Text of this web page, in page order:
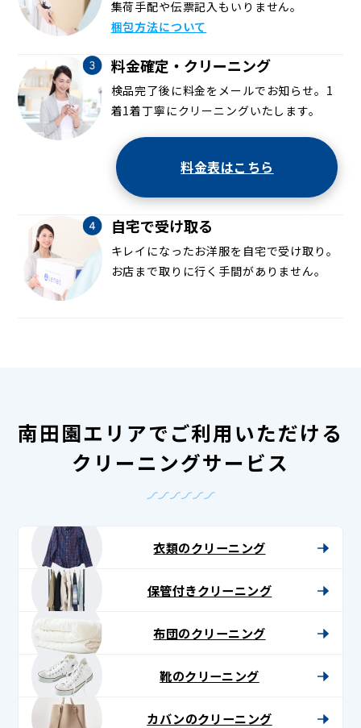
集荷手配や伝票記入もいりません。
梱包方法について
料金確定・クリーニング
検品完了後に料金をメールでお知らせ。1
着1着丁寧にクリーニングいたします。
料金表はこちら
自宅で受け取る
キレイになったお洋服を自宅で受け取り。
お店まで取りに行く手間がありません。
南田園エリアでご利用いただける
クリーニングサービス
衣類のクリーニング
保管付きクリーニング
布団のクリーニング
靴のクリーニング
カバンのクリーニング